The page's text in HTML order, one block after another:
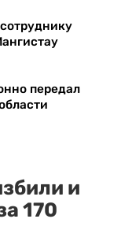
передал
и
170